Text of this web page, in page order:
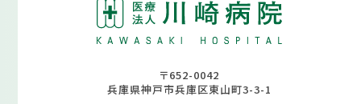
〒652-0042
兵庫県神戸市兵庫区東山町3-3-1